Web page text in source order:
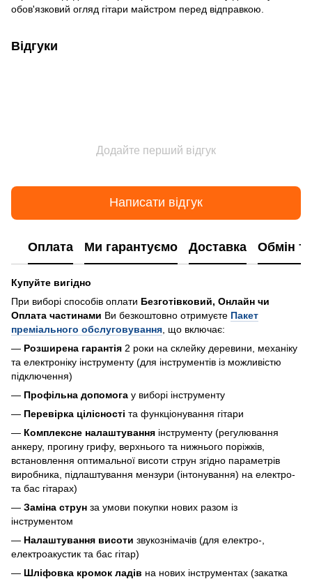
обов'язковий огляд гітари майстром перед відправкою.
Відгуки
Додайте перший відгук
Написати відгук
Оплата Ми гарантуємо Доставка Обмін
Купуйте вигідно
При виборі способів оплати Безготівковий, Онлайн чи
Оплата частинами Ви безкоштовно отримуєте Пакет
преміального обслуговування , що включає:
— Розширена гарантія 2 роки на склейку деревини, механіку
та електроніку інструменту (для інструментів із можливістю
підключення)
— Профільна допомога у виборі інструменту
— Перевірка цілісності та функціонування гітари
— Комплексне налаштування інструменту (регулювання
анкеру, прогину грифу, верхнього та нижнього поріжків,
встановлення оптимальної висоти струн згідно параметрів
виробника, підлаштування мензури (інтонування) на електро-
та бас гітарах)
— Заміна струн за умови покупки нових разом із
інструментом
— Налаштування висоти звукознімачів (для електро-,
електроакустик та бас гітар)
— Шліфовка кромок ладів на нових інструментах (закатка